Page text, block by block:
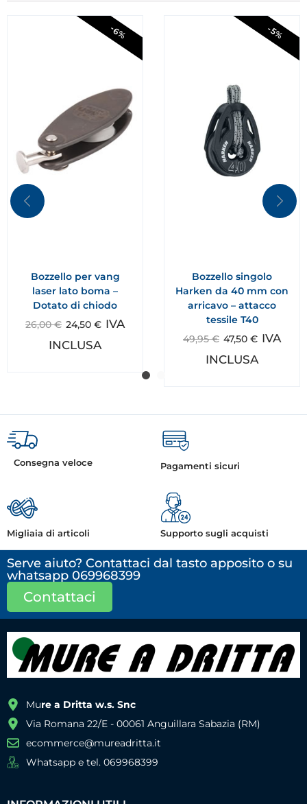
-6%
Bozzello per vang
laser lato boma –
Dotato di chiodo
26,00€ 24,50 € IVA
INCLUSA
-5%
Bozzello singolo
Harken da 40 mm con
arricavo – attacco
tessile T40
49,95€ 47,50 € IVA
INCLUSA
Consegna veloce Pagamenti sicuri
Migliaia di articoli Supporto sugli acquisti
Serve aiuto? Contattaci dal tasto apposito o su
whatsapp 069968399
Contattaci
Mure a Dritta w.s. Snc
Via Romana 22/E - 00061 Anguillara Sabazia (RM)
ecommerce@mureadritta.it
Whatsapp e tel. 069968399